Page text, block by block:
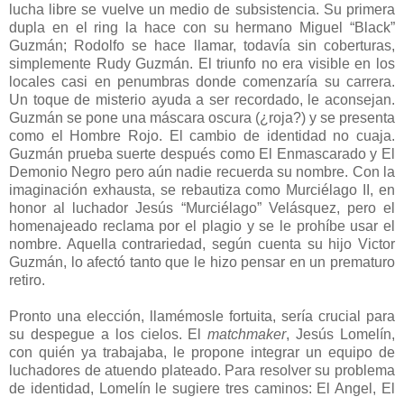
lucha libre se vuelve un medio de subsistencia. Su primera
dupla en el ring la hace con su hermano Miguel “Black”
Guzmán; Rodolfo se hace llamar, todavía sin coberturas,
simplemente Rudy Guzmán. El triunfo no era visible en los
locales casi en penumbras donde comenzaría su carrera.
Un toque de misterio ayuda a ser recordado, le aconsejan.
Guzmán se pone una máscara oscura (¿roja?) y se presenta
como el Hombre Rojo. El cambio de identidad no cuaja.
Guzmán prueba suerte después como El Enmascarado y El
Demonio Negro pero aún nadie recuerda su nombre. Con la
imaginación exhausta, se rebautiza como Murciélago II, en
honor al luchador Jesús “Murciélago” Velásquez, pero el
homenajeado reclama por el plagio y se le prohíbe usar el
nombre. Aquella contrariedad, según cuenta su hijo Victor
Guzmán, lo afectó tanto que le hizo pensar en un prematuro
retiro.
Pronto una elección, llamémosle fortuita, sería crucial para
su despegue a los cielos. Elmatchmaker, Jesús Lomelín,
con quién ya trabajaba, le propone integrar un equipo de
luchadores de atuendo plateado. Para resolver su problema
de identidad, Lomelín le sugiere tres caminos: El Angel, El